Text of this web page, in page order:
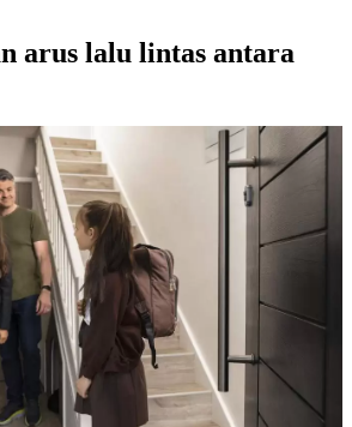
arus lalu lintas antara